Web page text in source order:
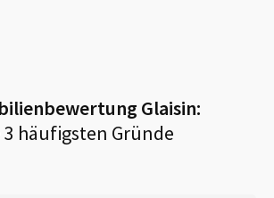
Glaisin:
3 häufigsten Gründe